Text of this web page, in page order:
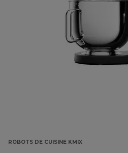
ROBOTS DE CUISINE KMIX